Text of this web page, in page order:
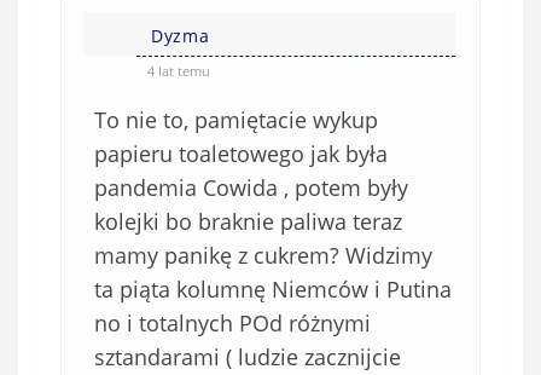
Dyzma
4 lat temu
To nie to, pamiętacie wykup
papieru toaletowego jak była
pandemia Cowida , potem były
kolejki bo braknie paliwa teraz
mamy panikę z cukrem? Widzimy
ta piąta kolumnę Niemców i Putina
no i totalnych POd różnymi
sztandarami ( ludzie zacznijcie